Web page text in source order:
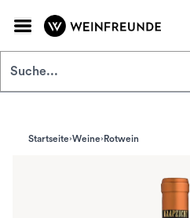
Startseite Weine Rotwein